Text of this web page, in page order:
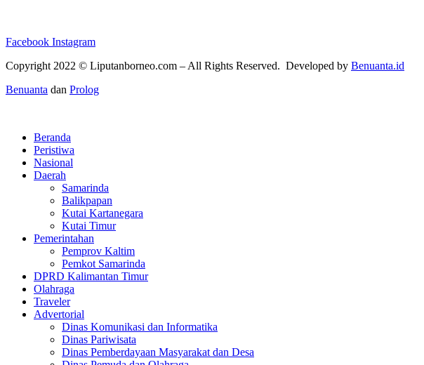
Facebook Instagram
Copyright 2022 © Liputanborneo.com – All Rights Reserved. Developed by Benuanta.id
Benuanta dan Prolog
Beranda
Peristiwa
Nasional
Daerah
Samarinda
Balikpapan
Kutai Kartanegara
Kutai Timur
Pemerintahan
Pemprov Kaltim
Pemkot Samarinda
DPRD Kalimantan Timur
Olahraga
Traveler
Advertorial
Dinas Komunikasi dan Informatika
Dinas Pariwisata
Dinas Pemberdayaan Masyarakat dan Desa